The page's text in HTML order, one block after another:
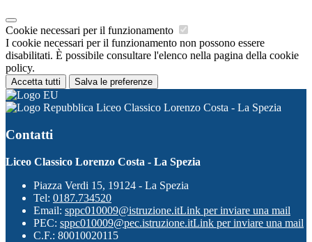
Cookie necessari per il funzionamento
I cookie necessari per il funzionamento non possono essere
disabilitati. È possibile consultare l'elenco nella pagina della cookie
policy.
Accetta tutti Salva le preferenze
Liceo Classico Lorenzo Costa - La Spezia
Contatti
Liceo Classico Lorenzo Costa - La Spezia
Piazza Verdi 15, 19124 - La Spezia
Tel: 0187.734520
Email: sppc010009@istruzione.itLink per inviare una mail
PEC: sppc010009@pec.istruzione.itLink per inviare una mail
C.F.: 80010020115